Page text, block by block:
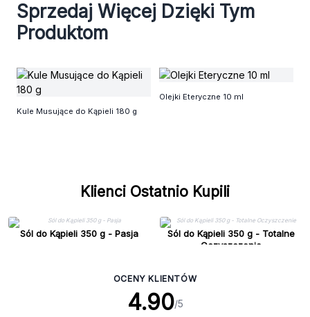
Sprzedaj Więcej Dzięki Tym
Produktom
Kule Musujące do Kąpieli 180 g
Olejki Eteryczne 10 ml
Klienci Ostatnio Kupili
Sól do Kąpieli 350 g - Pasja
Sól do Kąpieli 350 g - Totalne
Oczyszczenie
OCENY KLIENTÓW
4.90/5